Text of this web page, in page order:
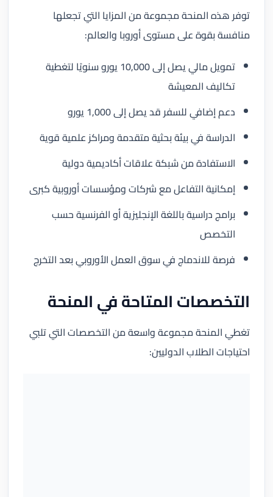
توفر هذه المنحة مجموعة من المزايا التي تجعلها
منافسة بقوة على مستوى أوروبا والعالم:
تمويل مالي يصل إلى 10,000 يورو سنويًا لتغطية
تكاليف المعيشة
دعم إضافي للسفر قد يصل إلى 1,000 يورو
الدراسة في بيئة بحثية متقدمة ومراكز علمية قوية
الاستفادة من شبكة علاقات أكاديمية دولية
إمكانية التفاعل مع شركات ومؤسسات أوروبية كبرى
برامج دراسية باللغة الإنجليزية أو الفرنسية حسب
التخصص
فرصة للاندماج في سوق العمل الأوروبي بعد التخرج
التخصصات المتاحة في المنحة
تغطي المنحة مجموعة واسعة من التخصصات التي تلبي
احتياجات الطلاب الدوليين: